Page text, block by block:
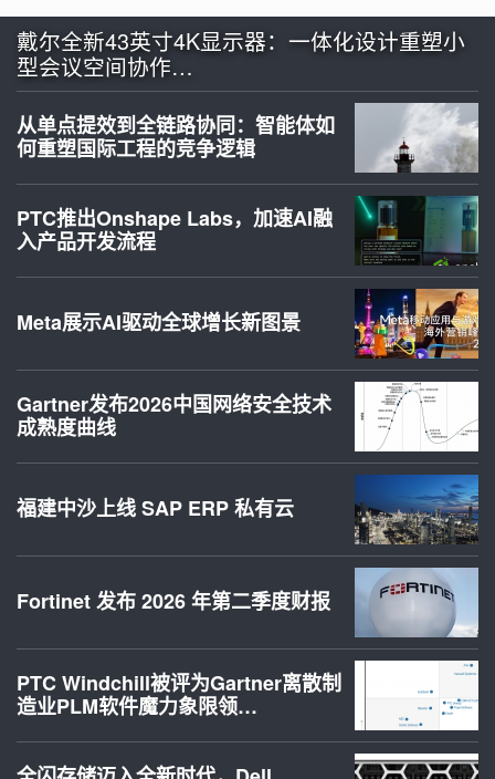
戴尔全新43英寸4K显示器：一体化设计重塑小
型会议空间协作…
从单点提效到全链路协同：智能体如
何重塑国际工程的竞争逻辑
PTC推出Onshape Labs，加速AI融
入产品开发流程
Meta展示AI驱动全球增长新图景
Gartner发布2026中国网络安全技术
成熟度曲线
福建中沙上线 SAP ERP 私有云
Fortinet 发布 2026 年第二季度财报
PTC Windchill被评为Gartner离散制
造业PLM软件魔力象限领…